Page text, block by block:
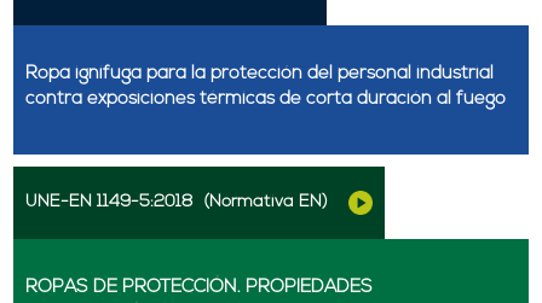
Ropa ignífuga para la protección del personal industrial
contra exposiciones térmicas de corta duración al fuego
UNE-EN 1149-5:2018 (Normativa EN)
ROPAS DE PROTECCIÓN. PROPIEDADES